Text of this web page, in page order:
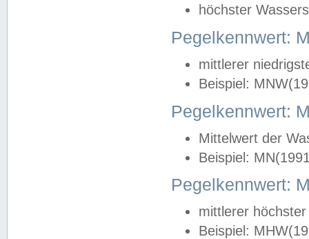
höchster
Pegelkennwert:
mittlerer
Beispiel:
Pegelkennwert:
Mittelwert der
Beispiel:
Pegelkennwert:
mittlerer
Beispiel: